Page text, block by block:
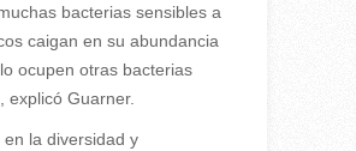
bacterias sensibles a
caigan en su abundancia
ocupen otras bacterias
explicó Guarner.
en la diversidad y